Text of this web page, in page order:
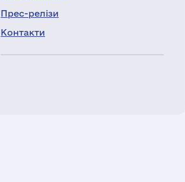
Прес-релізи
Контакти